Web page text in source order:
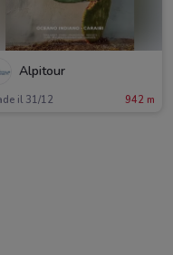
Alpitour
il 31/12 942 m